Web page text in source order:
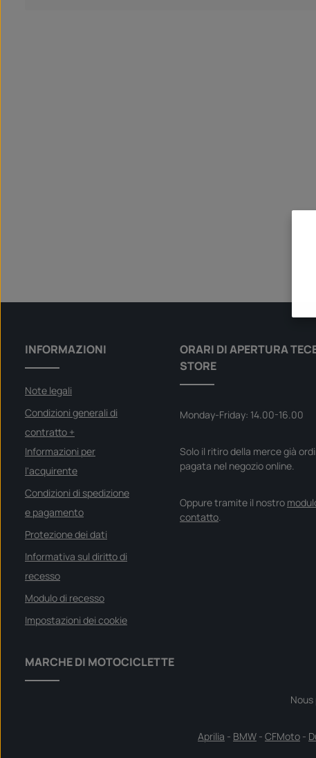
INFORMAZIONI
Note legali
Condizioni generali di
contratto +
Informazioni per
l'acquirente
Condizioni di spedizione
e pagamento
Protezione dei dati
Informativa sul diritto di
recesso
Modulo di recesso
Impostazioni dei cookie
ORARI DI APERTURA
STORE
Monday-Friday: 14.00-16.00
Solo il ritiro della merce già
pagata nel negozio online.
Oppure tramite il nostro
contatto.
MARCHE DI MOTOCICLETTE
Aprilia - BMW - CFMoto -